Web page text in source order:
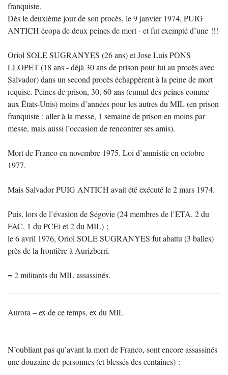
franquiste.
Dès le deuxième jour de son procès, le 9 janvier 1974, PUIG
ANTICH écopa de deux peines de mort - et fut exempté d’une !!!
Oriol SOLE SUGRANYES (26 ans) et Jose Luis PONS
LLOPET (18 ans - déjà 30 ans de prison pour lui au procès avec
Salvador) dans un second procès échappèrent à la peine de mort
requise. Peines de prison, 30, 60 ans (cumul des peines comme
aux États-Unis) moins d’années pour les autres du MIL (en prison
franquiste : aller à la messe, 1 semaine de prison en moins par
messe, mais aussi l’occasion de rencontrer ses amis).
Mort de Franco en novembre 1975. Loi d’amnistie en octobre
1977.
Mais Salvador PUIG ANTICH avait été exécuté le 2 mars 1974.
Puis, lors de l’évasion de Ségovie (24 membres de l’ETA, 2 du
FAC, 1 du PCEi et 2 du MIL) ;
le 6 avril 1976, Oriol SOLE SUGRANYES fut abattu (3 balles)
près de la frontière à Aurizberri.
= 2 militants du MIL assassinés.
Aurora – ex de ce temps, ex du MIL
N’oubliant pas qu’avant la mort de Franco, sont encore assassinés
une douzaine de personnes (et blessés des centaines) :